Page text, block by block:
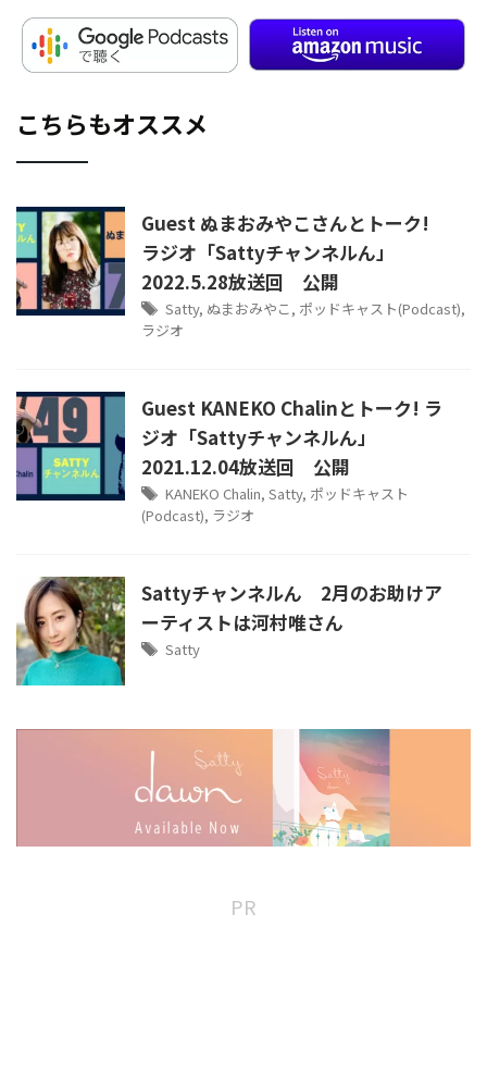
こちらもオススメ
Guest ぬまおみやこさんとトーク!
ラジオ「Sattyチャンネルん」
2022.5.28放送回 公開
Satty, ぬまおみやこ, ポッドキャスト(Podcast),
ラジオ
Guest KANEKO Chalinとトーク! ラ
ジオ「Sattyチャンネルん」
2021.12.04放送回 公開
KANEKO Chalin, Satty, ポッドキャスト
(Podcast), ラジオ
Sattyチャンネルん 2月のお助けア
ーティストは河村唯さん
Satty
PR